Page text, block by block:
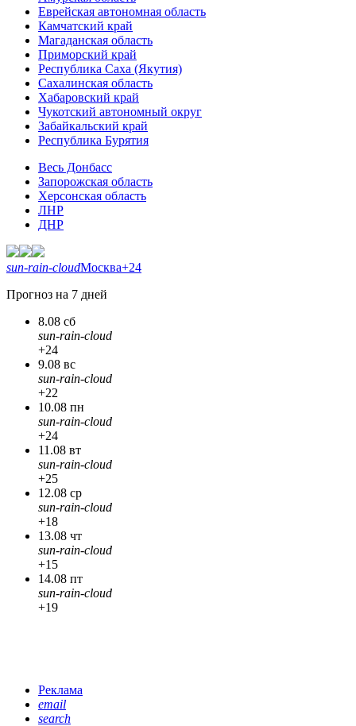
Еврейская автономная область
Камчатский край
Магаданская область
Приморский край
Республика Саха (Якутия)
Сахалинская область
Хабаровский край
Чукотский автономный округ
Забайкальский край
Республика Бурятия
Весь Донбасс
Запорожская область
Херсонская область
ЛНР
ДНР
sun-rain-cloudМосква+24
Прогноз на 7 дней
8.08 сб
sun-rain-cloud
+24
9.08 вс
sun-rain-cloud
+22
10.08 пн
sun-rain-cloud
+24
11.08 вт
sun-rain-cloud
+25
12.08 ср
sun-rain-cloud
+18
13.08 чт
sun-rain-cloud
+15
14.08 пт
sun-rain-cloud
+19
Реклама
email
search